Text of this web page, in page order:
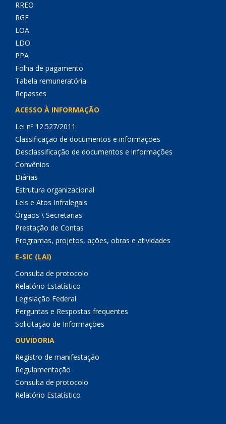
RREO
RGF
LOA
LDO
PPA
Folha de pagamento
Tabela remuneratória
Repasses
ACESSO À INFORMAÇÃO
Lei nº 12.527/2011
Classificação de documentos e informações
Desclassificação de documentos e informações
Convênios
Diárias
Estrutura organizacional
Leis e Atos Infralegais
Órgãos \ Secretarias
Prestação de Contas
Programas, projetos, ações, obras e atividades
E-SIC (LAI)
Consulta de protocolo
Relatório Estatístico
Legislação Federal
Perguntas e Respostas frequentes
Solicitação de Informações
OUVIDORIA
Registro de manifestação
Regulamentação
Consulta de protocolo
Relatório Estatístico